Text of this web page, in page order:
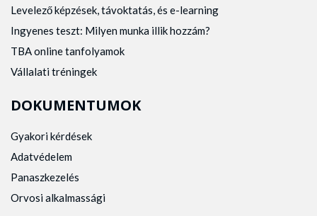
Levelező képzések, távoktatás, és e-learning
Ingyenes teszt: Milyen munka illik hozzám?
TBA online tanfolyamok
Vállalati tréningek
DOKUMENTUMOK
Gyakori kérdések
Adatvédelem
Panaszkezelés
Orvosi alkalmassági